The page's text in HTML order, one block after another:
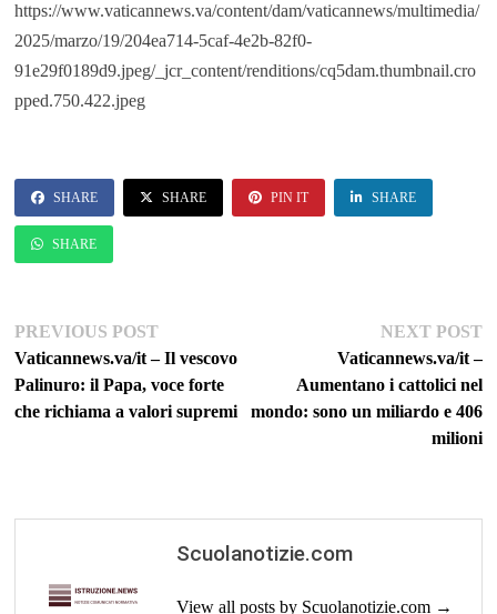
https://www.vaticannews.va/content/dam/vaticannews/multimedia/
2025/marzo/19/204ea714-5caf-4e2b-82f0-
91e29f0189d9.jpeg/_jcr_content/renditions/cq5dam.thumbnail.cro
pped.750.422.jpeg
SHARE SHARE PIN IT SHARE
SHARE
Navigazione
articoli
PREVIOUS POSTPrevious
post:
Vaticannews.va/it – Il vescovo
Palinuro: il Papa, voce forte
che richiama a valori supremi
NEXT POST
Vaticannews.va/it –
Aumentano i cattolici nel
mondo: sono un miliardo e 406
milioni
Scuolanotizie.com
View all posts by Scuolanotizie.com →